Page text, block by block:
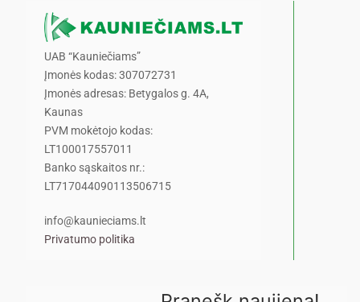
UAB “Kauniečiams”
Įmonės kodas: 307072731
Įmonės adresas: Betygalos g. 4A,
Kaunas
PVM mokėtojo kodas:
LT100017557011
Banko sąskaitos nr.:
LT717044090113506715
info@kaunieciams.lt
Privatumo politika